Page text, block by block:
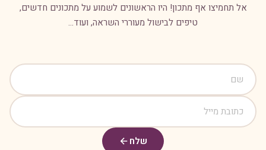
אל תחמיצו אף מתכון! היו הראשונים לשמוע על מתכונים חדשים,
טיפים לבישול מעוררי השראה, ועוד...
שלח